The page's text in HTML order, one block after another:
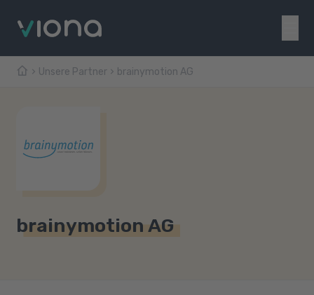
Unsere Partner brainymotion AG
brainymotion AG